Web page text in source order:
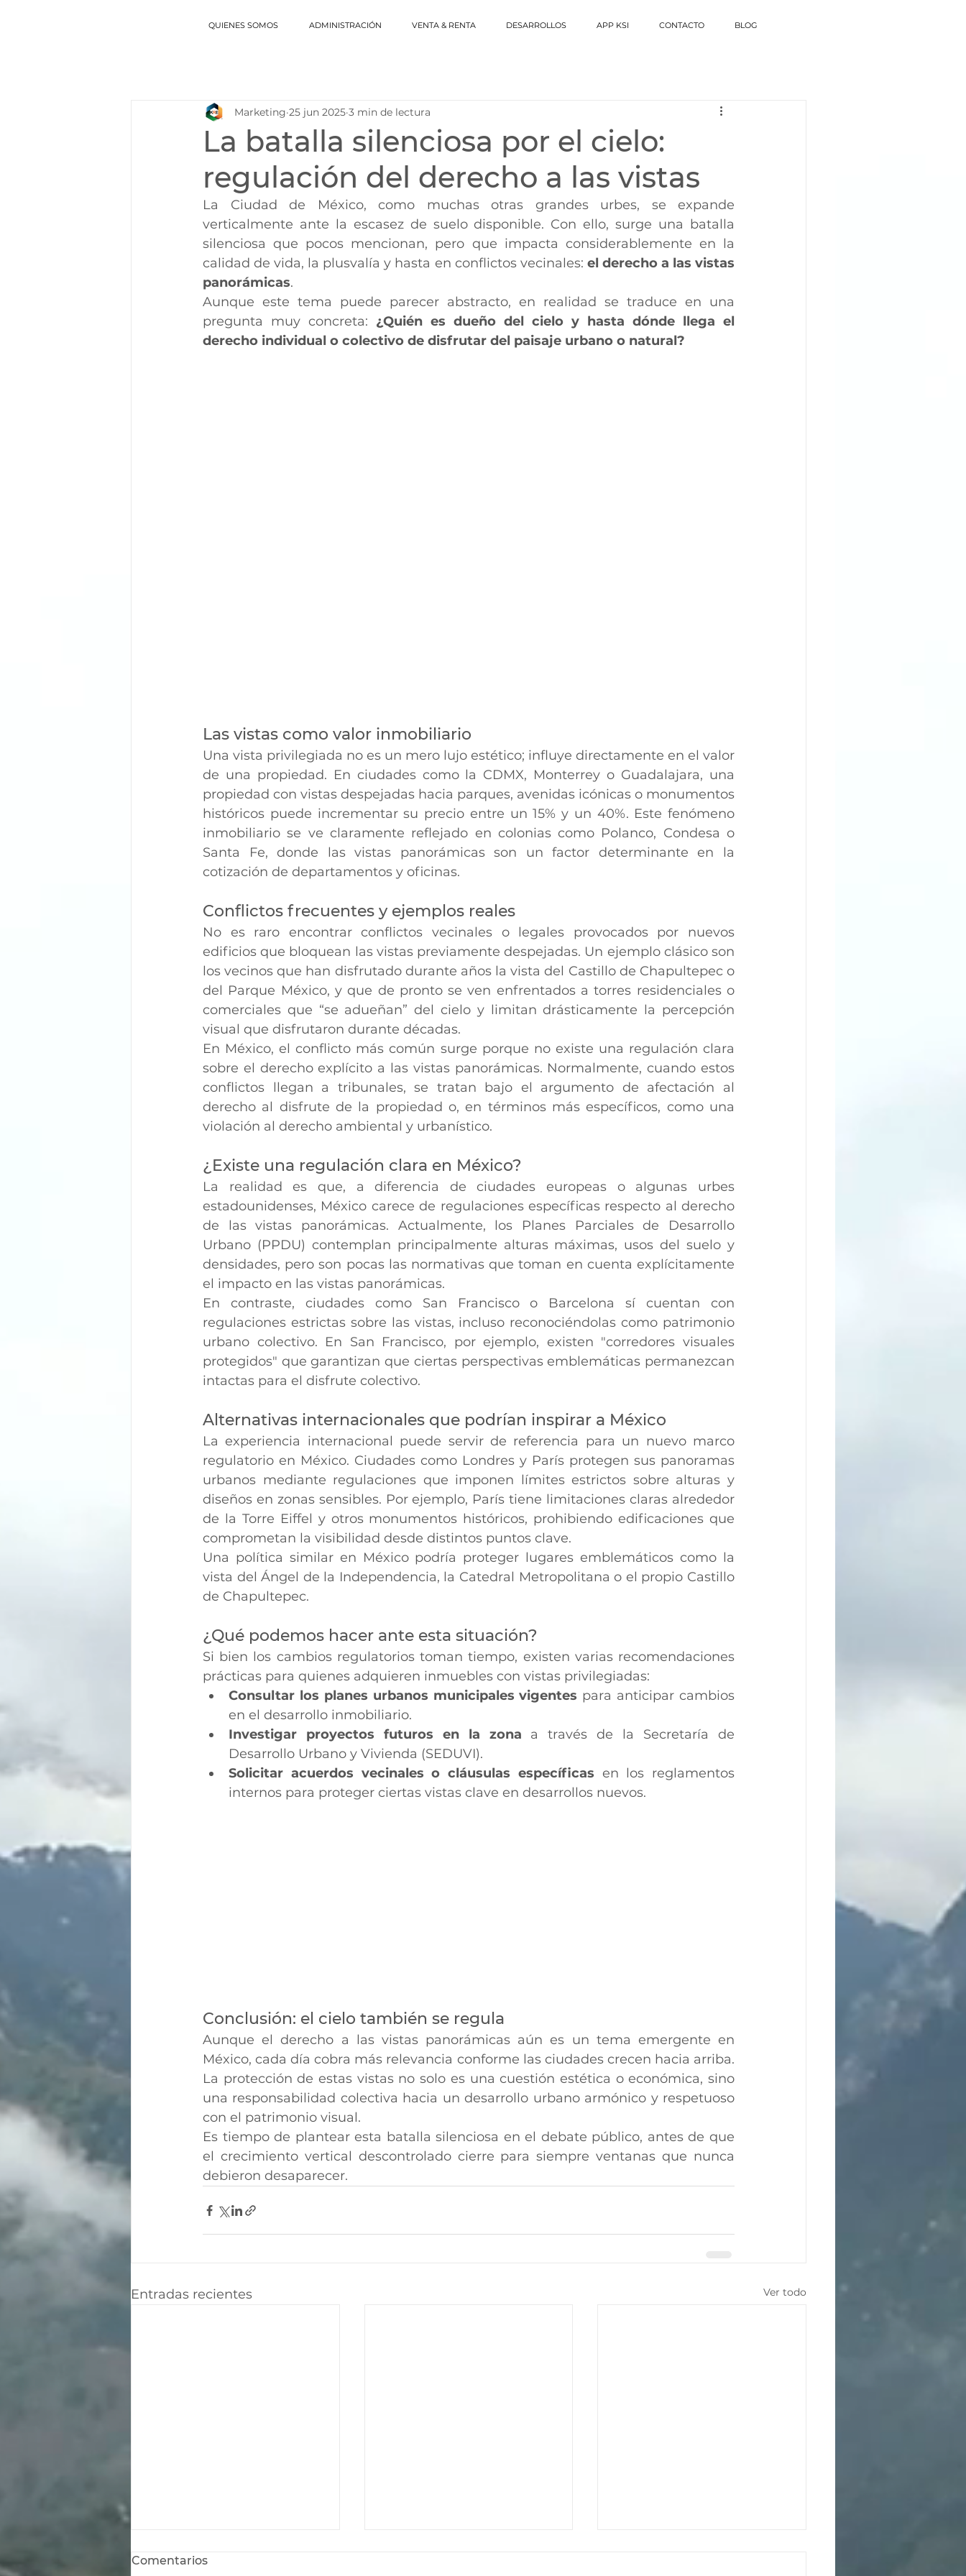
QUIENES SOMOS ADMINISTRACIÓN VENTA & RENTA DESARROLLOS APP KSI CONTACTO BLOG
La batalla silenciosa por el cielo:
regulación del derecho a las vistas
Marketing 25 jun 2025 3 min de lectura
La Ciudad de México, como muchas otras grandes urbes, se expande
verticalmente ante la escasez de suelo disponible. Con ello, surge una batalla
silenciosa que pocos mencionan, pero que impacta considerablemente en la
calidad de vida, la plusvalía y hasta en conflictos vecinales: el derecho a las vistas
panorámicas.
Aunque este tema puede parecer abstracto, en realidad se traduce en una
pregunta muy concreta: ¿Quién es dueño del cielo y hasta dónde llega el
derecho individual o colectivo de disfrutar del paisaje urbano o natural?
Las vistas como valor inmobiliario
Una vista privilegiada no es un mero lujo estético; influye directamente en el valor
de una propiedad. En ciudades como la CDMX, Monterrey o Guadalajara, una
propiedad con vistas despejadas hacia parques, avenidas icónicas o monumentos
históricos puede incrementar su precio entre un 15% y un 40%. Este fenómeno
inmobiliario se ve claramente reflejado en colonias como Polanco, Condesa o
Santa Fe, donde las vistas panorámicas son un factor determinante en la
cotización de departamentos y oficinas.
Conflictos frecuentes y ejemplos reales
No es raro encontrar conflictos vecinales o legales provocados por nuevos
edificios que bloquean las vistas previamente despejadas. Un ejemplo clásico son
los vecinos que han disfrutado durante años la vista del Castillo de Chapultepec o
del Parque México, y que de pronto se ven enfrentados a torres residenciales o
comerciales que “se adueñan” del cielo y limitan drásticamente la percepción
visual que disfrutaron durante décadas.
En México, el conflicto más común surge porque no existe una regulación clara
sobre el derecho explícito a las vistas panorámicas. Normalmente, cuando estos
conflictos llegan a tribunales, se tratan bajo el argumento de afectación al
derecho al disfrute de la propiedad o, en términos más específicos, como una
violación al derecho ambiental y urbanístico.
¿Existe una regulación clara en México?
La realidad es que, a diferencia de ciudades europeas o algunas urbes
estadounidenses, México carece de regulaciones específicas respecto al derecho
de las vistas panorámicas. Actualmente, los Planes Parciales de Desarrollo
Urbano (PPDU) contemplan principalmente alturas máximas, usos del suelo y
densidades, pero son pocas las normativas que toman en cuenta explícitamente
el impacto en las vistas panorámicas.
En contraste, ciudades como San Francisco o Barcelona sí cuentan con
regulaciones estrictas sobre las vistas, incluso reconociéndolas como patrimonio
urbano colectivo. En San Francisco, por ejemplo, existen "corredores visuales
protegidos" que garantizan que ciertas perspectivas emblemáticas permanezcan
intactas para el disfrute colectivo.
Alternativas internacionales que podrían inspirar a México
La experiencia internacional puede servir de referencia para un nuevo marco
regulatorio en México. Ciudades como Londres y París protegen sus panoramas
urbanos mediante regulaciones que imponen límites estrictos sobre alturas y
diseños en zonas sensibles. Por ejemplo, París tiene limitaciones claras alrededor
de la Torre Eiffel y otros monumentos históricos, prohibiendo edificaciones que
comprometan la visibilidad desde distintos puntos clave.
Una política similar en México podría proteger lugares emblemáticos como la
vista del Ángel de la Independencia, la Catedral Metropolitana o el propio Castillo
de Chapultepec.
¿Qué podemos hacer ante esta situación?
Si bien los cambios regulatorios toman tiempo, existen varias recomendaciones
prácticas para quienes adquieren inmuebles con vistas privilegiadas:
Consultar los planes urbanos municipales vigentes para anticipar cambios
en el desarrollo inmobiliario.
Investigar proyectos futuros en la zona a través de la Secretaría de
Desarrollo Urbano y Vivienda (SEDUVI).
Solicitar acuerdos vecinales o cláusulas específicas en los reglamentos
internos para proteger ciertas vistas clave en desarrollos nuevos.
Conclusión: el cielo también se regula
Aunque el derecho a las vistas panorámicas aún es un tema emergente en
México, cada día cobra más relevancia conforme las ciudades crecen hacia arriba.
La protección de estas vistas no solo es una cuestión estética o económica, sino
una responsabilidad colectiva hacia un desarrollo urbano armónico y respetuoso
con el patrimonio visual.
Es tiempo de plantear esta batalla silenciosa en el debate público, antes de que
el crecimiento vertical descontrolado cierre para siempre ventanas que nunca
debieron desaparecer.
Entradas recientes Ver todo
Comentarios